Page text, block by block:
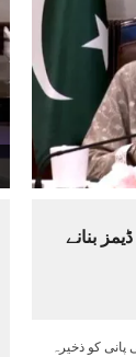
نئے منی ڈیمز بنانے
پانی کو ذخیرہ